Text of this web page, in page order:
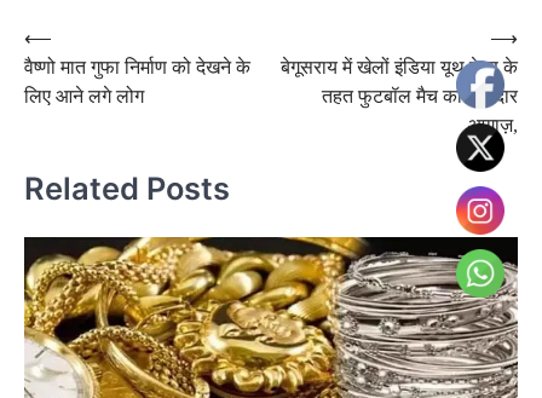
Post
navigation
⟵
वैष्णो मात गुफा निर्माण को देखने के
लिए आने लगे लोग
बेगूसराय में खेलों इंडिया यूथ गेम्स के
तहत फुटबॉल मैच का शानदार
आगाज़,
⟶
Related Posts